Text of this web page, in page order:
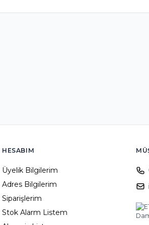
HESABIM
Üyelik Bilgilerim
Adres Bilgilerim
Siparişlerim
Stok Alarm Listem